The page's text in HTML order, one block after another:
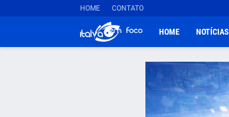
HOME CONTATO
HOME NOTÍCIAS